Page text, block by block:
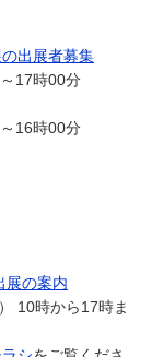
出展者募集
17時00分
16時00分
展の案内
10時から17時ま